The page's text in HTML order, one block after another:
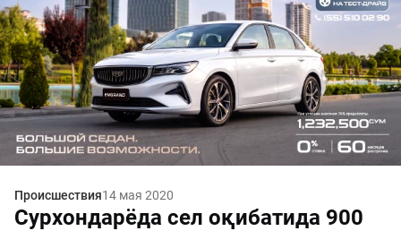
Происшествия14 мая 2020
Сурхондарёда сел оқибатида 900